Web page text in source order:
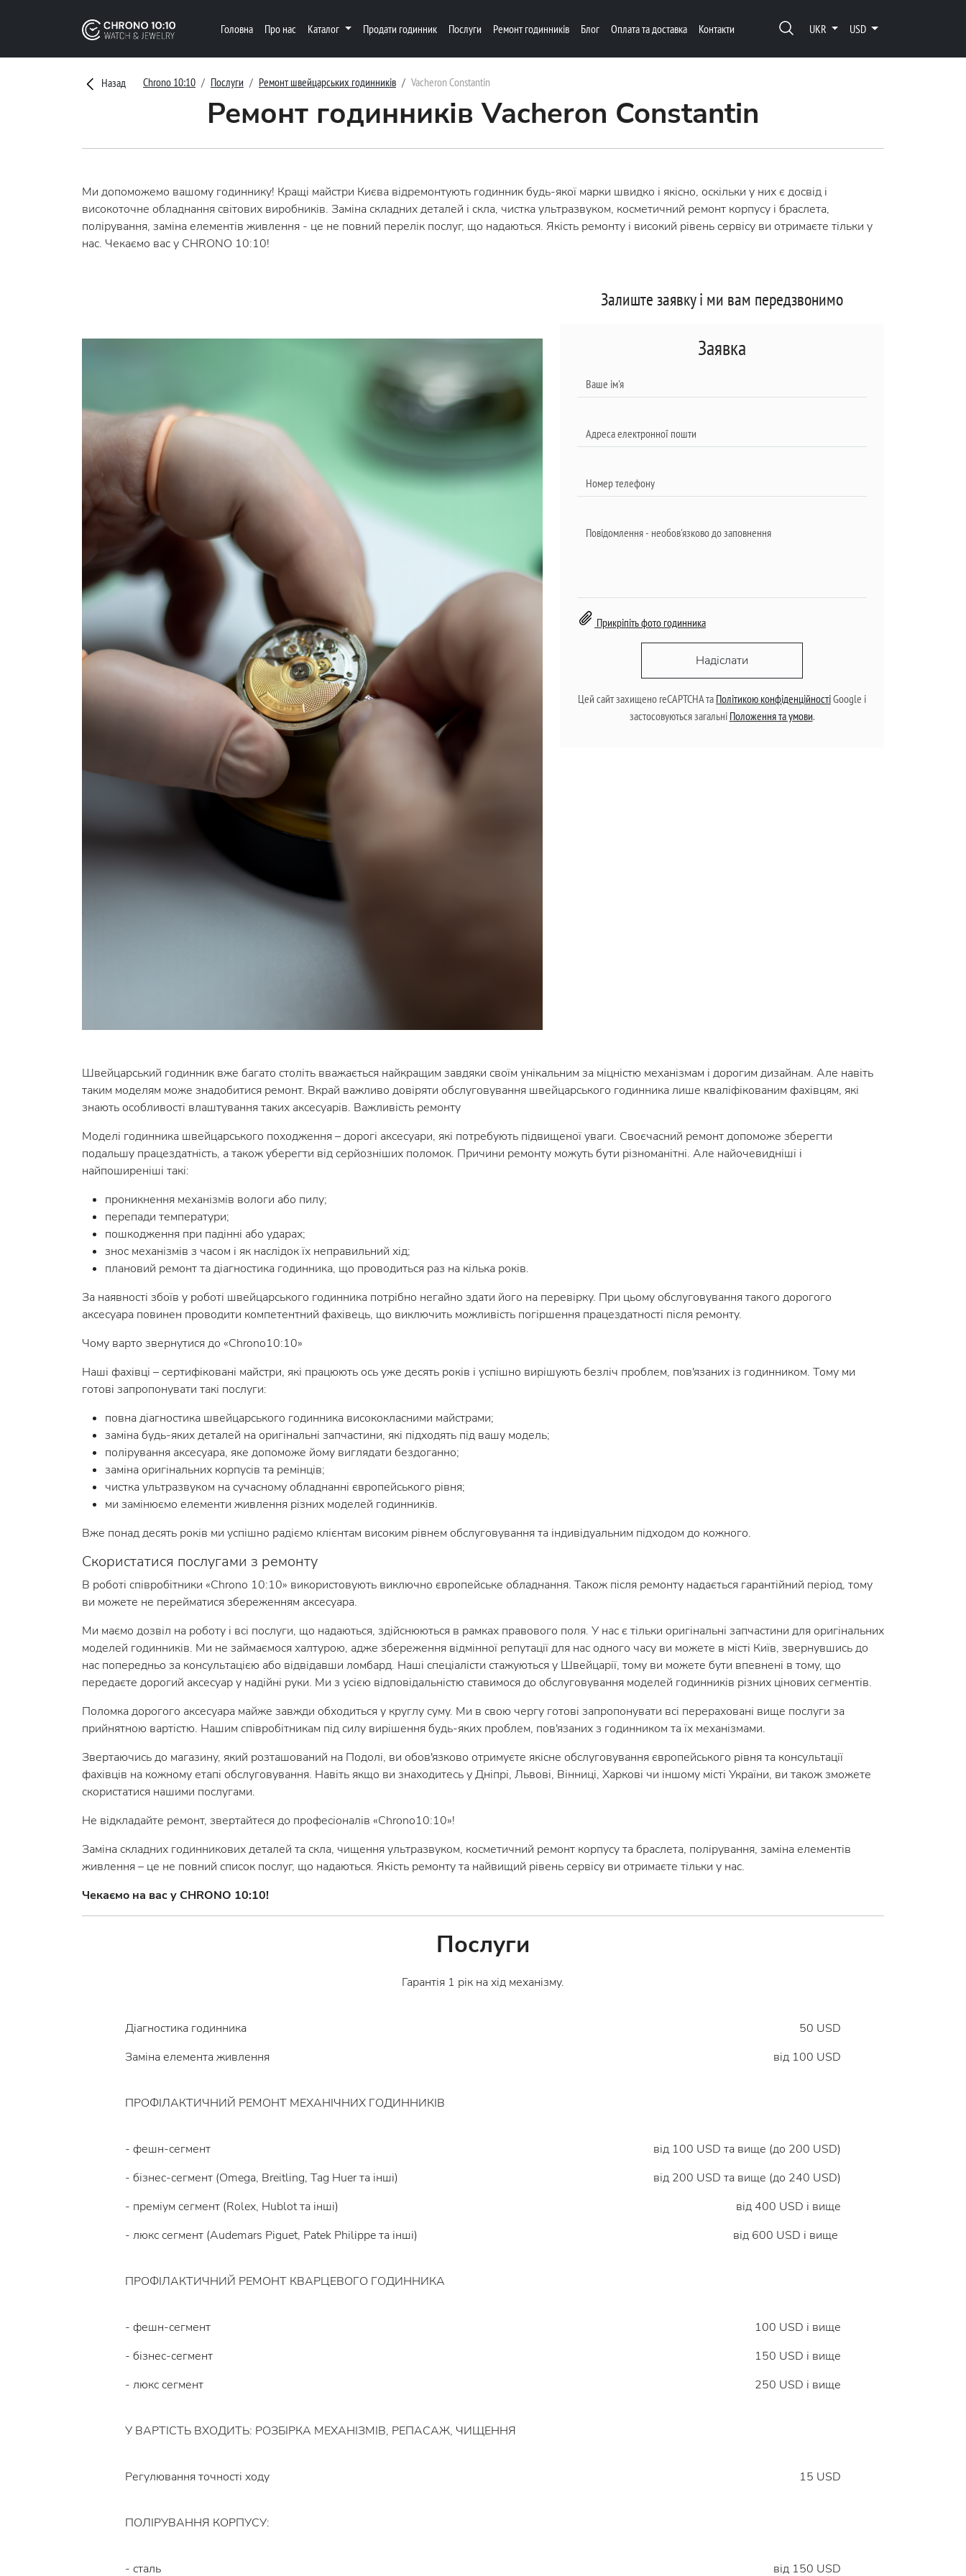
Головна Про нас Каталог Продати годинник Послуги Ремонт годинників Блог Оплата та доставка Контакти UKR USD
Назад Chrono 10:10 Послуги Ремонт швейцарських годинників Vacheron Constantin
Ремонт годинників Vacheron Constantin
Ми допоможемо вашому годиннику! Кращі майстри Києва відремонтують годинник будь-якої марки швидко і якісно, оскільки у них є досвід і
високоточне обладнання світових виробників. Заміна складних деталей і скла, чистка ультразвуком, косметичний ремонт корпусу і браслета,
полірування, заміна елементів живлення - це не повний перелік послуг, що надаються. Якість ремонту і високий рівень сервісу ви отримаєте тільки у
нас. Чекаємо вас у CHRONO 10:10!
Залиште заявку і ми вам передзвонимо
Заявка
Прикріпіть фото годинника
Надіслати
Цей сайт захищено reCAPTCHA та Політикою конфіденційностіGoogle і
застосовуються загальні Положення та умови.
Швейцарський годинник вже багато століть вважається найкращим завдяки своїм унікальним за міцністю механізмам і дорогим дизайнам. Але навіть
таким моделям може знадобитися ремонт. Вкрай важливо довіряти обслуговування швейцарського годинника лише кваліфікованим фахівцям, які
знають особливості влаштування таких аксесуарів. Важливість ремонту
Моделі годинника швейцарського походження – дорогі аксесуари, які потребують підвищеної уваги. Своєчасний ремонт допоможе зберегти
подальшу працездатність, а також уберегти від серйозніших поломок. Причини ремонту можуть бути різноманітні. Але найочевидніші і
найпоширеніші такі:
проникнення механізмів вологи або пилу;
перепади температури;
пошкодження при падінні або ударах;
знос механізмів з часом і як наслідок їх неправильний хід;
плановий ремонт та діагностика годинника, що проводиться раз на кілька років.
За наявності збоїв у роботі швейцарського годинника потрібно негайно здати його на перевірку. При цьому обслуговування такого дорогого
аксесуара повинен проводити компетентний фахівець, що виключить можливість погіршення працездатності після ремонту.
Чому варто звернутися до «Chrono10:10»
Наші фахівці – сертифіковані майстри, які працюють ось уже десять років і успішно вирішують безліч проблем, пов'язаних із годинником. Тому ми
готові запропонувати такі послуги:
повна діагностика швейцарського годинника висококласними майстрами;
заміна будь-яких деталей на оригінальні запчастини, які підходять під вашу модель;
полірування аксесуара, яке допоможе йому виглядати бездоганно;
заміна оригінальних корпусів та ремінців;
чистка ультразвуком на сучасному обладнанні європейського рівня;
ми замінюємо елементи живлення різних моделей годинників.
Вже понад десять років ми успішно радіємо клієнтам високим рівнем обслуговування та індивідуальним підходом до кожного.
Скористатися послугами з ремонту
В роботі співробітники «Chrono 10:10» використовують виключно європейське обладнання. Також після ремонту надається гарантійний період, тому
ви можете не перейматися збереженням аксесуара.
Ми маємо дозвіл на роботу і всі послуги, що надаються, здійснюються в рамках правового поля. У нас є тільки оригінальні запчастини для оригінальних
моделей годинників. Ми не займаємося халтурою, адже збереження відмінної репутації для нас одного часу ви можете в місті Київ, звернувшись до
нас попередньо за консультацією або відвідавши ломбард. Наші спеціалісти стажуються у Швейцарії, тому ви можете бути впевнені в тому, що
передаєте дорогий аксесуар у надійні руки. Ми з усією відповідальністю ставимося до обслуговування моделей годинників різних цінових сегментів.
Поломка дорогого аксесуара майже завжди обходиться у круглу суму. Ми в свою чергу готові запропонувати всі перераховані вище послуги за
прийнятною вартістю. Нашим співробітникам під силу вирішення будь-яких проблем, пов'язаних з годинником та їх механізмами.
Звертаючись до магазину, який розташований на Подолі, ви обов'язково отримуєте якісне обслуговування європейського рівня та консультації
фахівців на кожному етапі обслуговування. Навіть якщо ви знаходитесь у Дніпрі, Львові, Вінниці, Харкові чи іншому місті України, ви також зможете
скористатися нашими послугами.
Не відкладайте ремонт, звертайтеся до професіоналів «Chrono10:10»!
Заміна складних годинникових деталей та скла, чищення ультразвуком, косметичний ремонт корпусу та браслета, полірування, заміна елементів
живлення – це не повний список послуг, що надаються. Якість ремонту та найвищий рівень сервісу ви отримаєте тільки у нас.
Чекаємо на вас у CHRONO 10:10!
Послуги
Гарантія 1 рік на хід механізму.
Діагностика годинника
50 USD
Заміна елемента живлення
вiд 100 USD
ПРОФІЛАКТИЧНИЙ РЕМОНТ МЕХАНІЧНИХ ГОДИННИКІВ
- фешн-сегмент
від 100 USD та вище (до 200 USD)
- бізнес-сегмент (Omega, Breitling, Tag Huer та інші)
від 200 USD та вище (до 240 USD)
- преміум сегмент (Rolex, Hublot та інші)
від 400 USD і вище
- люкс сегмент (Audemars Piguet, Patek Philippe та інші)
від 600 USD і вище
ПРОФІЛАКТИЧНИЙ РЕМОНТ КВАРЦЕВОГО ГОДИННИКА
- фешн-сегмент
100 USD і вище
- бізнес-сегмент
150 USD і вище
- люкс сегмент
250 USD і вище
У ВАРТІСТЬ ВХОДИТЬ: РОЗБІРКА МЕХАНІЗМІВ, РЕПАСАЖ, ЧИЩЕННЯ
Регулювання точності ходу 15 USD
ПОЛІРУВАННЯ КОРПУСУ:
- сталь від 150 USD